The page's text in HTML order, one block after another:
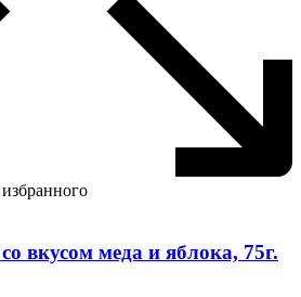
вкусом меда и яблока, 75г.